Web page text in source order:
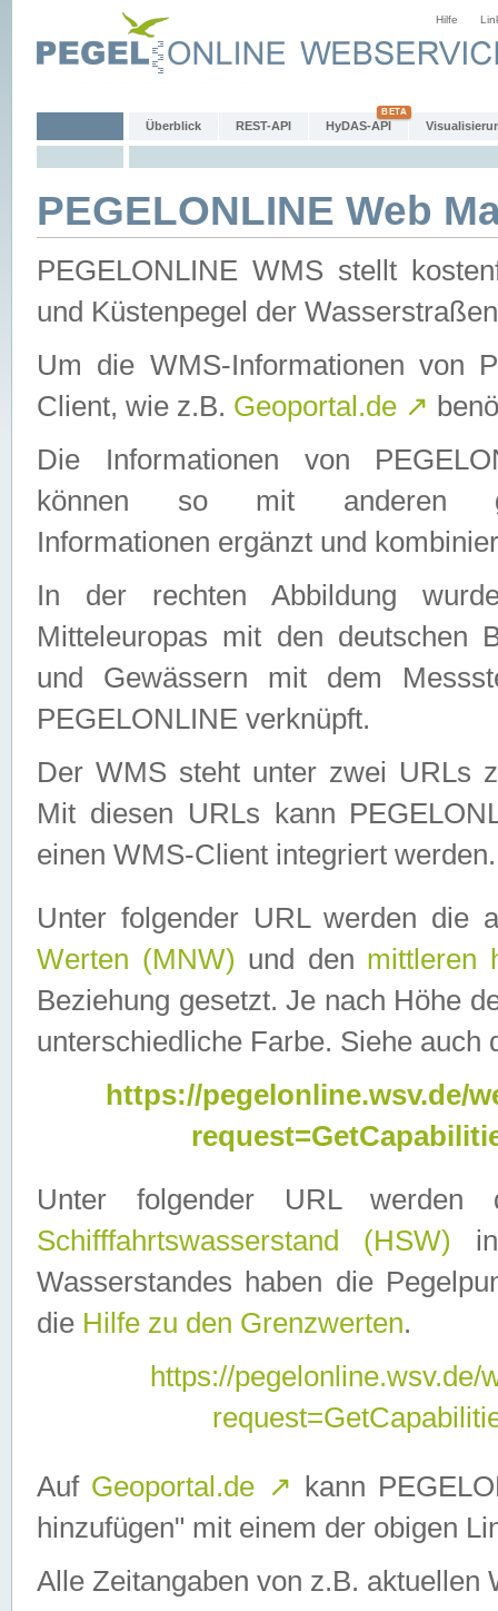
Hilfe
Überblick REST-API HyDAS-API
PEGELONLINE Web
PEGELONLINE WMS stellt
und Küstenpegel der
Um die WMS-Informationen von
Client, wie z.B. Geoportal.de ↗
Die Informationen von
können so mit anderen
Informationen ergänzt und
In der rechten Abbildung
Mitteleuropas mit den deutschen
und Gewässern mit dem
PEGELONLINE verknüpft.
Der WMS steht unter zwei URLs
Mit diesen URLs kann
einen WMS-Client integriert werden.
Unter folgender URL werden die
Werten (MNW) und den mittleren
Beziehung gesetzt. Je nach Höhe
unterschiedliche Farbe. Siehe auch
https://pegelonline.wsv.de/
Unter folgender URL
Schifffahrtswasserstand (HSW)
Wasserstandes haben die
die Hilfe zu den Grenzwerten.
https://
Auf Geoportal.de ↗ kann
hinzufügen" mit einem der obigen
Alle Zeitangaben von z.B. aktuellen